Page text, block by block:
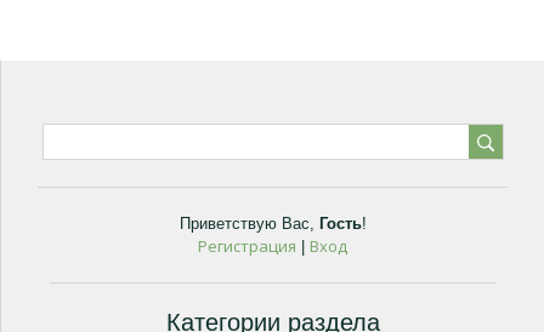
Приветствую Вас, Гость!
Регистрация Вход
Категории раздела